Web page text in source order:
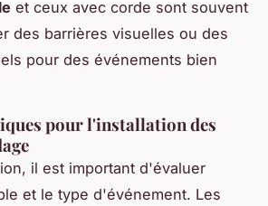
et ceux avec corde sont souvent
des barrières visuelles ou des
pour des événements bien
pour l'installation des
il est important d'évaluer
et le type d'événement. Les